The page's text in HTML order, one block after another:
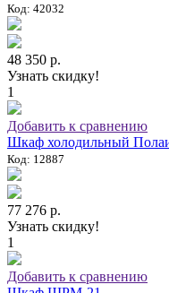
Код: 42032
48 350 р.
Узнать скидку!
1
Добавить к сравнению
Шкаф холодильный
Код: 12887
77 276 р.
Узнать скидку!
1
Добавить к сравнению